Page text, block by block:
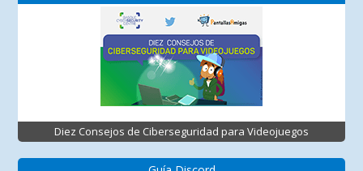
Diez Consejos de Ciberseguridad para Videojuegos